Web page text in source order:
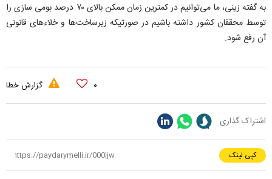
به گفته زینی، ما می‌توانیم در کمترین زمان ممکن بالای ۷۰ درصد بومی سازی را
توسط محققان کشور داشته باشیم در صورتیکه زیرساخت‌ها و خلاءهای قانونی
آن رفع شود.
۰ گزارش خطا
اشتراک گذاری
کپی لینک